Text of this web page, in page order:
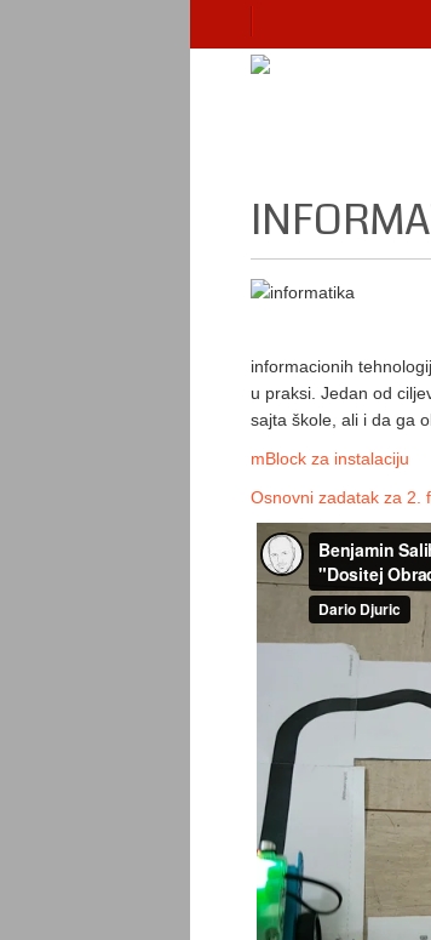
informacionih
u praksi. Jedan od
sajta škole, ali i da ga
mBlock za instalaciju
Osnovni zadatak za 2.